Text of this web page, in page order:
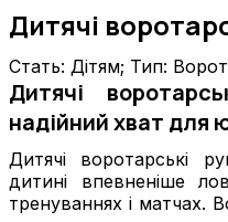
Дитячі
Стать: Дітям; Тип:
Дитячі
надійний хват для
Дитячі воротарські
дитині впевненіше
тренуваннях і матчах.